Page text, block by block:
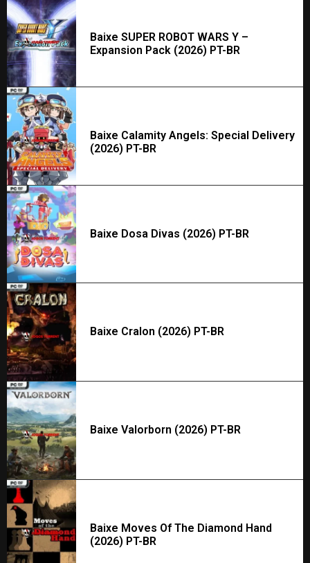
Baixe SUPER ROBOT WARS Y –
Expansion Pack (2026) PT-BR
Baixe Calamity Angels: Special Delivery
(2026) PT-BR
Baixe Dosa Divas (2026) PT-BR
Baixe Cralon (2026) PT-BR
Baixe Valorborn (2026) PT-BR
Baixe Moves Of The Diamond Hand
(2026) PT-BR